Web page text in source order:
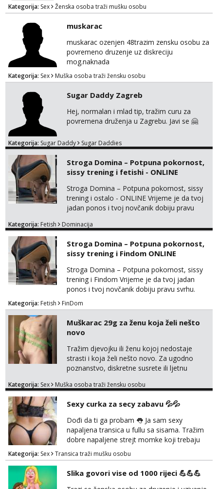
Kategorija: Sex Ženska osoba traži mušku osobu
muskarac
muskarac ozenjen 48trazim zensku osobu za
povremeno druzenje uz diskreciju
mog.naknada
Kategorija: Sex Muška osoba traži žensku osobu
Sugar Daddy Zagreb
Hej, normalan i mlad tip, tražim curu za
povremena druženja u Zagrebu. Javi se 🤗
Kategorija: Sugar Daddy Sugar Daddies
Stroga Domina – Potpuna pokornost,
sissy trening i fetishi - ONLINE
Stroga Domina – Potpuna pokornost, sissy
trening i ostalo - ONLINE Vrijeme je da tvoj
jadan ponos i tvoj novčanik dobiju pravu
Domina preuzima potpunu kontrolu nad
isključivo ozbiljni, solventni i poslušni subovi
koji žude za strogim zapovijedima, sissy
transformacijom (rublje, elegancija) i
potpunim psiholo...
Kategorija: Fetish Dominacija
Stroga Domina – Potpuna pokornost,
sissy trening i Findom ONLINE
Stroga Domina – Potpuna pokornost, sissy
trening i Findom Vrijeme je da tvoj jadan
ponos i tvoj novčanik dobiju pravu svrhu.
Inteligentna, hladna i beskompromisna
Domina preuzima potpunu kontrolu nad
tvojim umom i financijama. Zanimaju me
isključivo ozbiljni, solventni i poslušni subovi
koji žude za strogim zapovijedima, sissy
transformacijom (rublje, elegancija) i
potpunim psihološkim treni...
Kategorija: Fetish FinDom
Muškarac 29g za ženu koja želi nešto
novo
Tražim djevojku ili ženu kojoj nedostaje
strasti i koja želi nešto novo. Za ugodno
poznanstvo, diskretne susrete ili ljetnu
uredan. Slobodna ili zauzeta, dobrodošla. Prvi
kasnije može poziv. Sl. Brod moj prostor
Zagreb i ostatak Hrvatske mobilan !
𝗡𝗮𝗽𝗼𝗺𝗲𝗻𝗮 tražim samo žene...
Kategorija: Sex Muška osoba traži žensku osobu
Sexy curka za secy zabavu 💦💦
Dođi da ti ga probam 👅 Ja sam sexy
napaljena transica u fullu sa sisama. Tražim
dobre napaljene strejt momke koji trebaju
diskretno pražnjenje kite. Samo za dobre
frajere koji drže do sebe. Imaj neku sliku.
Pozivi i poruke bez slike - nema odgovora.
Pojebi me Poruke WhatsApp: 0998667649
Kategorija: Sex Transica traži mušku osobu
Slika govori vise od 1000 rijeci 💪💪💪